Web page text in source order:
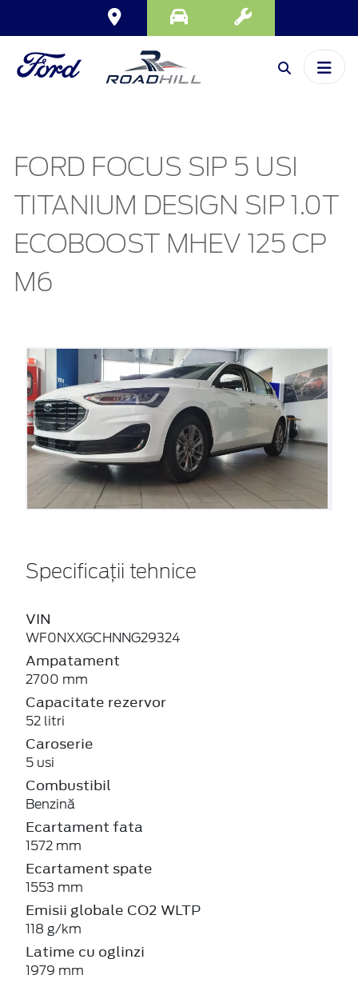
FORD FOCUS SIP 5 USI
TITANIUM DESIGN SIP 1.0T
ECOBOOST MHEV 125 CP
M6
Specificații tehnice
VIN
WF0NXXGCHNNG29324
Ampatament
2700 mm
Capacitate rezervor
52 litri
Caroserie
5 usi
Combustibil
Benzină
Ecartament fata
1572 mm
Ecartament spate
1553 mm
Emisii globale CO2 WLTP
118 g/km
Latime cu oglinzi
1979 mm